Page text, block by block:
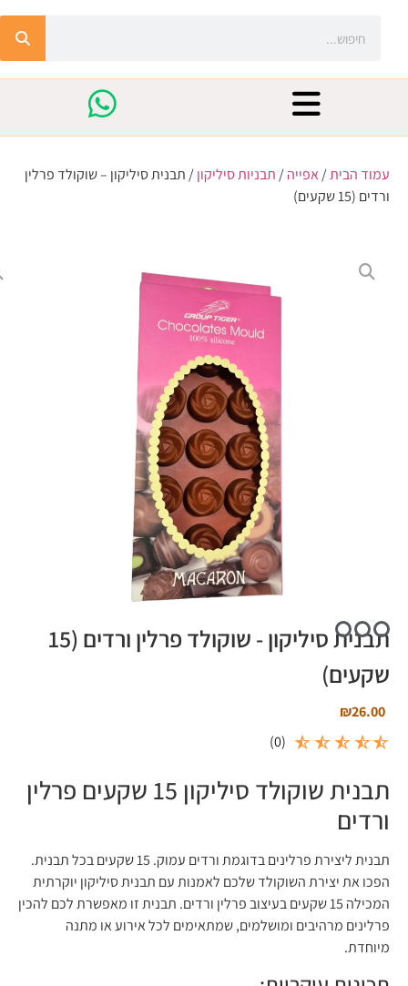
עמוד הבית/ אפייה/ תבניות סיליקון/ תבנית סיליקון – שוקולד פרלין
ורדים (15 שקעים)
תבנית סיליקון - שוקולד פרלין ורדים (15
שקעים)
₪26.00
(
0
)
תבנית שוקולד סיליקון 15 שקעים פרלין
ורדים
תבנית ליצירת פרלינים בדוגמת ורדים עמוק. 15 שקעים בכל תבנית.
הפכו את יצירת השוקולד שלכם לאמנות עם תבנית סיליקון יוקרתית
המכילה 15 שקעים בעיצוב פרלין ורדים. תבנית זו מאפשרת לכם להכין
פרלינים מרהיבים ומושלמים, שמתאימים לכל אירוע או מתנה
מיוחדת.